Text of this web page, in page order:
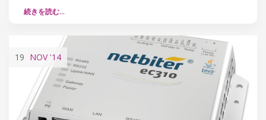
続きを読む…
19 NOV'14